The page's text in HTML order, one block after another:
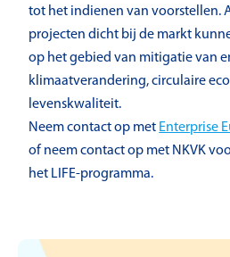
tot het indienen van voorstellen.
projecten dicht bij de markt
op het gebied van mitigatie van
klimaatverandering, circulaire
levenskwaliteit.
Neem contact op met Enterprise
of neem contact op met NKVK
het LIFE-programma.